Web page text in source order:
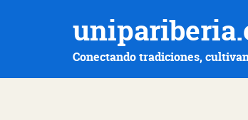
Conectando tradiciones,